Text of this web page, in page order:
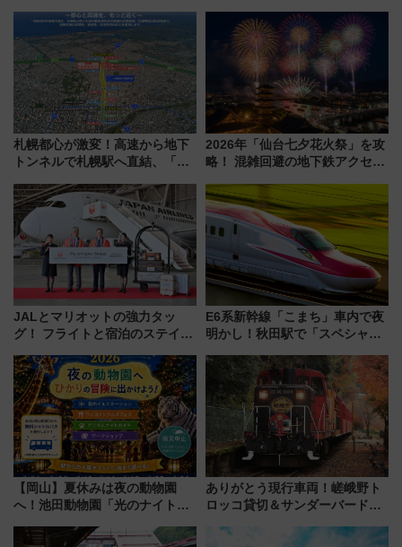
札幌都心が激変！高速から地下
トンネルで札幌駅へ直結、「創
から本格着工、延長4.8km整備
事業の全貌
2026年「仙台七夕花火祭」を攻
略！ 混雑回避の地下鉄アクセス
火前に楽しむ仙台観光ルートま
で解説！
JALとマリオットの強力タッ
グ！ フライトと宿泊のステイタ
上級会員資格を効率よく獲得す
る方法を解説
E6系新幹線「こまち」車内で夜
明かし！秋田駅で「スペシャル
法は？
【岡山】夏休みは夜の動物園
へ！池田動物園「光のナイトズ
ありがとう現行車両！嵯峨野ト
ロッコ貸切＆サンダーバードレ
斉藤雪乃＆福原トシヒロと行